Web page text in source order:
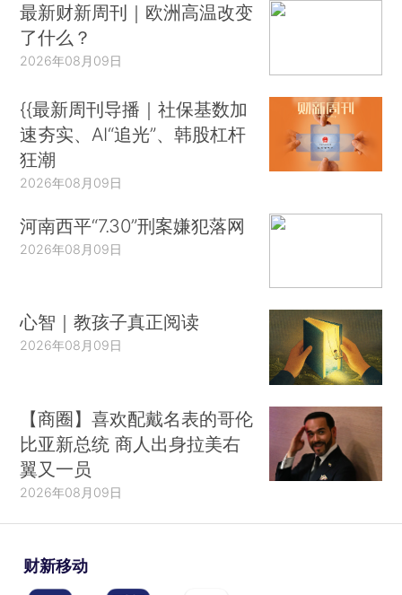
最新财新周刊｜欧洲高温改变
了什么？
2026年08月09日
{{最新周刊导播｜社保基数加
速夯实、AI“追光”、韩股杠杆
狂潮
2026年08月09日
河南西平“7.30”刑案嫌犯落网
2026年08月09日
心智｜教孩子真正阅读
2026年08月09日
【商圈】喜欢配戴名表的哥伦
比亚新总统 商人出身拉美右
翼又一员
2026年08月09日
财新移动